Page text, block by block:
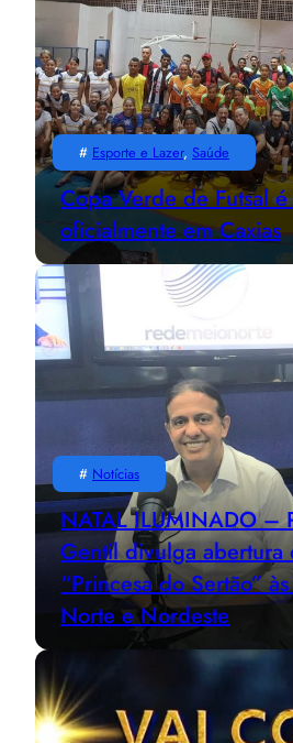
# Esporte e Lazer, Saúde
Copa Verde de Futsal
oficialmente em Caxias
# Notícias
NATAL ILUMINADO –
Gentil divulga abertura
“Princesa do Sertão”
Norte e Nordeste